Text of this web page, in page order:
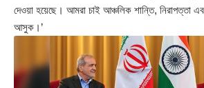
দেওয়া হয়েছে। আমরা চাই আঞ্চলিক শান্তি, নিরাপত্তা
আসুক।’